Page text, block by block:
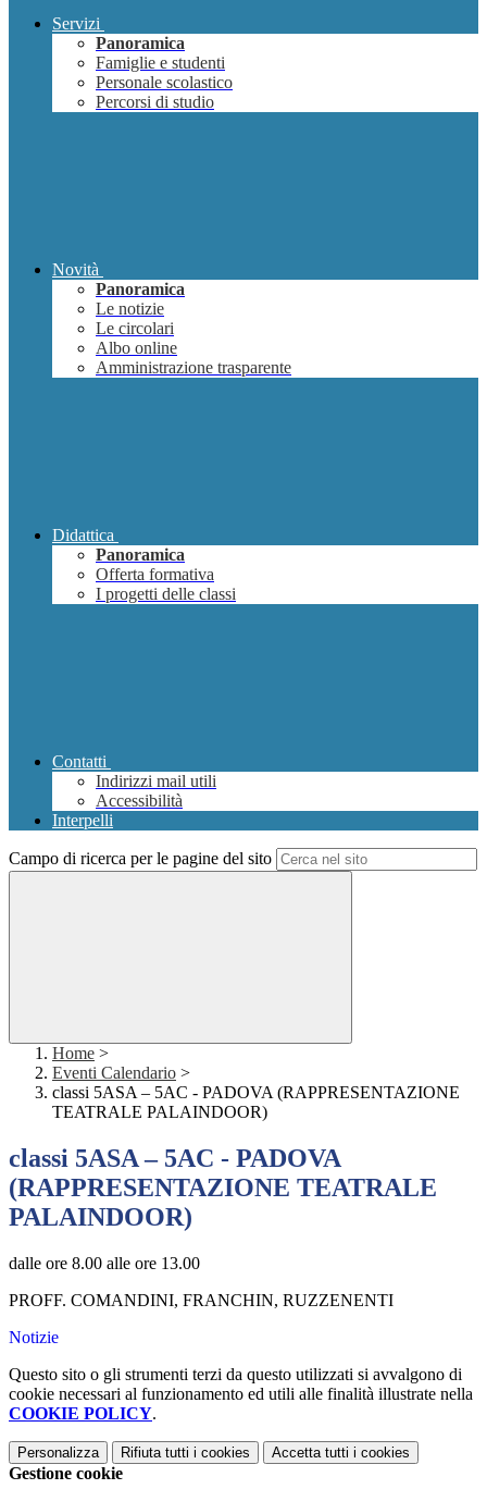
Servizi
Panoramica
Famiglie e studenti
Personale scolastico
Percorsi di studio
Novità
Panoramica
Le notizie
Le circolari
Albo online
Amministrazione trasparente
Didattica
Panoramica
Offerta formativa
I progetti delle classi
Contatti
Indirizzi mail utili
Accessibilità
Interpelli
Campo di ricerca per le pagine del sito
Home >
Eventi Calendario >
classi 5ASA – 5AC - PADOVA (RAPPRESENTAZIONE
TEATRALE PALAINDOOR)
classi 5ASA – 5AC - PADOVA
(RAPPRESENTAZIONE TEATRALE
PALAINDOOR)
dalle ore 8.00 alle ore 13.00
PROFF. COMANDINI, FRANCHIN, RUZZENENTI
Notizie
Questo sito o gli strumenti terzi da questo utilizzati si avvalgono di
cookie necessari al funzionamento ed utili alle finalità illustrate nella
COOKIE POLICY.
Personalizza Rifiuta tutti i cookies Accetta tutti i cookies
Gestione cookie